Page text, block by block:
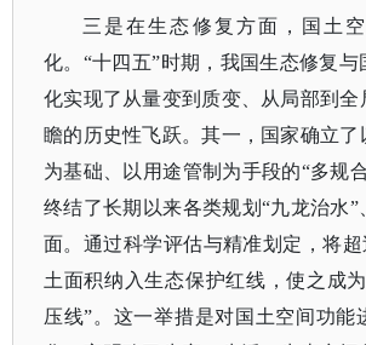
三是在生态修复方面，国土
化。 “十四五”时期，我国生态修复
化实现了从量变到质变、从局部到全
瞻的历史性飞跃。其一，国家确立了
为基础、以用途管制为手段的“多规
终结了长期以来各类规划“九龙治水”
面。通过科学评估与精准划定，将超
土面积纳入生态保护红线，使之成
压线”。这一举措是对国土空间功能